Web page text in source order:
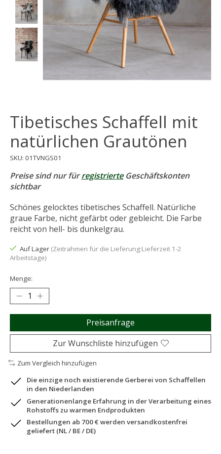
Tibetisches Schaffell mit
natürlichen Grautönen
SKU: 01TVNGS01
Preise sind nur fürregistrierteGeschäftskonten
sichtbar
Schönes gelocktes tibetisches Schaffell. Natürliche
graue Farbe, nicht gefärbt oder gebleicht. Die Farbe
reicht von hell- bis dunkelgrau.
Auf Lager (Zeitrahmen für die Lieferung:Lieferzeit 1-2
Arbeitstage)
Menge:
Preisanfrage
Zur Wunschliste hinzufügen
Zum Vergleich hinzufügen
Die einzige noch existierende Gerberei von Schaffellen
in den Niederlanden
Generationenlange Erfahrung in der Verarbeitung eines
Rohstoffs zu warmen Endprodukten
Bestellungen ab 700 € werden versandkostenfrei
geliefert (NL / BE / DE)